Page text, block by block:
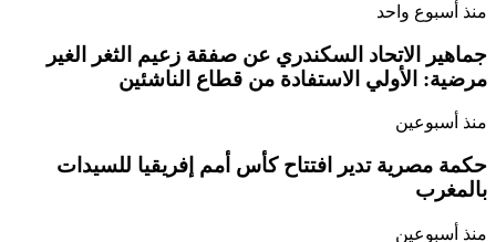
منذ أسبوع واحد
جماهير الاتحاد السكندري عن صفقة زعيم الثغر الغير
مرضية: الأولي الاستفادة من قطاع الناشئين
منذ أسبوعين
حكمة مصرية تدير افتتاح كأس أمم إفريقيا للسيدات
بالمغرب
منذ أسبوعين